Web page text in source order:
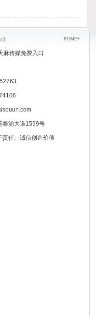
ROME+
麻传媒免费入口
奉浦大道1599号
责任、诚信创造价值